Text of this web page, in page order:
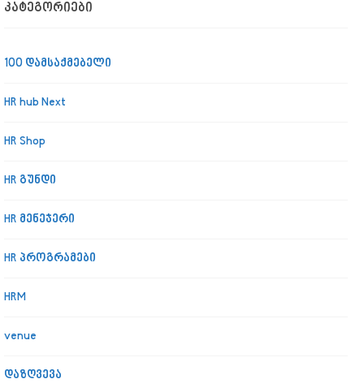
ᲙᲐᲢᲔᲒᲝᲠᲘᲔᲑᲘ
100 დამსაქმებელი
HR hub Next
HR Shop
HR გუნდი
HR მენეჯერი
HR პროგრამები
HRM
venue
დაზღვევა